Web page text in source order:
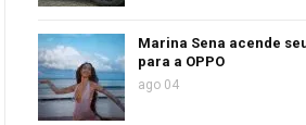
Marina Sena acende
para a OPPO
ago 04